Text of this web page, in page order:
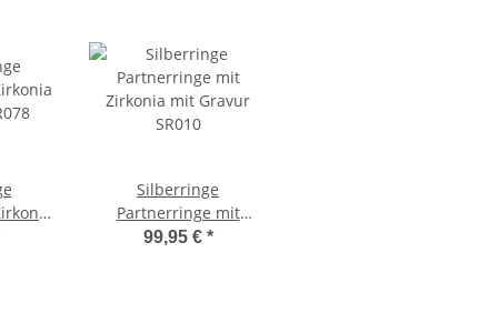
Silberringe
Partnerringe mit
Zirkonia mit Gravur
99,95 € *